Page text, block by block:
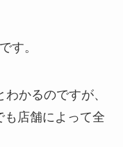
す。
かるのですが、
も店舗によって全